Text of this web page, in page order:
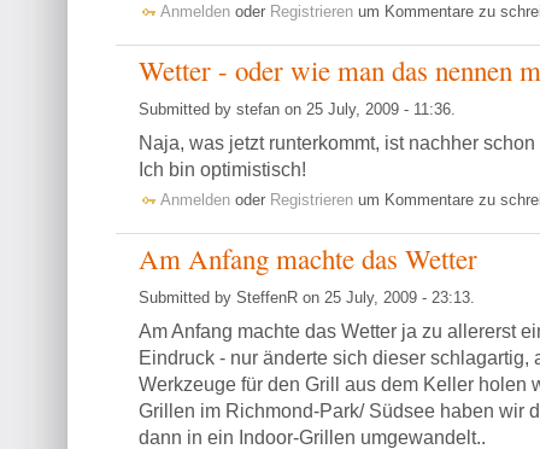
Anmelden oder Registrieren um Kommentare zu
Wetter - oder wie man das nennen
Submitted by stefan on 25 July, 2009 - 11:36.
Naja, was jetzt runterkommt, ist nachher schon
Ich bin optimistisch!
Anmelden oder Registrieren um Kommentare zu
Am Anfang machte das Wetter
Submitted by SteffenR on 25 July, 2009 - 23:13.
Am Anfang machte das Wetter ja zu allererst
Eindruck - nur änderte sich dieser schlagartig,
Werkzeuge für den Grill aus dem Keller holen
Grillen im Richmond-Park/ Südsee haben wir
dann in ein Indoor-Grillen umgewandelt..